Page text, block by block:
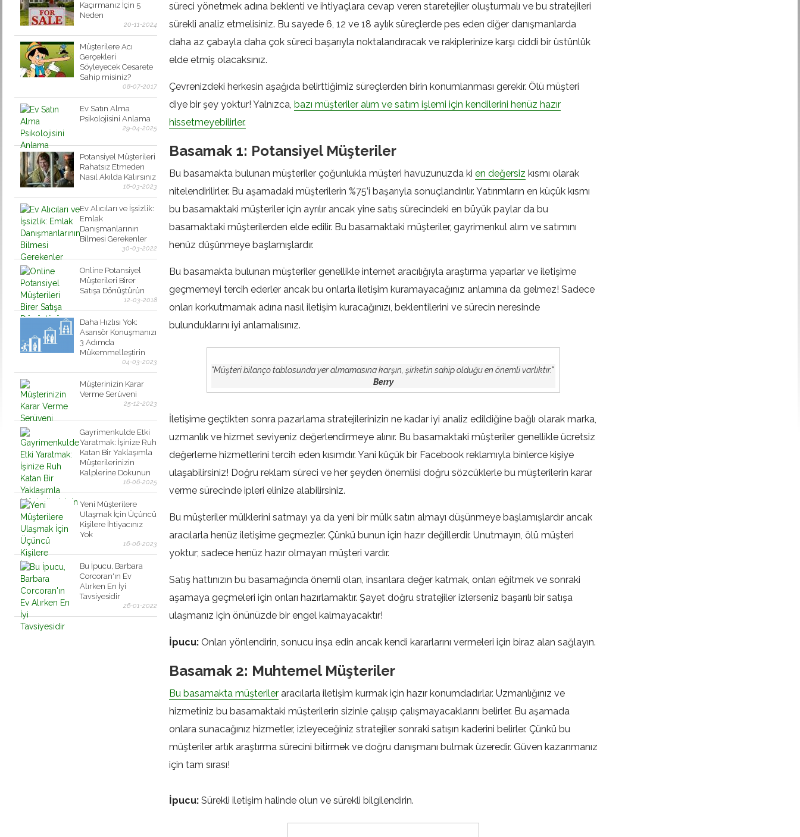
Kaçırmanız İçin 5
Neden
20-11-2024
Müşterilere Acı
Gerçekleri
Söyleyecek Cesarete
Sahip misiniz?
08-07-2017
Ev Satın Alma
Psikolojisini Anlama
29-04-2025
Potansiyel Müşterileri
Rahatsız Etmeden
Nasıl Akılda Kalırsınız
16-03-2023
Ev Alıcıları ve İşsizlik:
Emlak
Danışmanlarının
Bilmesi Gerekenler
30-03-2022
Online Potansiyel
Müşterileri Birer
Satışa Dönüştürün
12-03-2018
Daha Hızlısı Yok:
Asansör Konuşmanızı
3 Adımda
Mükemmelleştirin
04-03-2023
Müşterinizin Karar
Verme Serüveni
25-12-2023
Gayrimenkulde Etki
Yaratmak: İşinize Ruh
Katan Bir Yaklaşımla
Müşterilerinizin
Kalplerine Dokunun
16-06-2025
Yeni Müşterilere
Ulaşmak İçin Üçüncü
Kişilere İhtiyacınız
Yok
16-06-2023
Bu İpucu, Barbara
Corcoran'ın Ev
Alırken En İyi
Tavsiyesidir
26-01-2022
süreci yönetmek adına beklenti ve ihtiyaçlara cevap veren staretejiler oluşturmalı ve bu stratejileri
sürekli analiz etmelisiniz. Bu sayede 6, 12 ve 18 aylık süreçlerde pes eden diğer danışmanlarda
daha az çabayla daha çok süreci başarıyla noktalandıracak ve rakiplerinize karşı ciddi bir üstünlük
elde etmiş olacaksınız.
Çevrenizdeki herkesin aşağıda belirttiğimiz süreçlerden birin konumlanması gerekir. Ölü müşteri
diye bir şey yoktur! Yalnızca, bazı müşteriler alım ve satım işlemi için kendilerini henüz hazır
hissetmeyebilirler.
Basamak 1: Potansiyel Müşteriler
Bu basamakta bulunan müşteriler çoğunlukla müşteri havuzunuzda ki en değersiz kısmı olarak
nitelendirilirler. Bu aşamadaki müşterilerin %75’i başarıyla sonuçlandırılır. Yatırımların en küçük kısmı
bu basamaktaki müşteriler için ayrılır ancak yine satış sürecindeki en büyük paylar da bu
basamaktaki müşterilerden elde edilir. Bu basamaktaki müşteriler, gayrimenkul alım ve satımını
henüz düşünmeye başlamışlardır.
Bu basamakta bulunan müşteriler genellikle internet aracılığıyla araştırma yaparlar ve iletişime
geçmemeyi tercih ederler ancak bu onlarla iletişim kuramayacağınız anlamına da gelmez! Sadece
onları korkutmamak adına nasıl iletişim kuracağınızı, beklentilerini ve sürecin neresinde
bulunduklarını iyi anlamalısınız.
"Müşteri bilanço tablosunda yer almamasına karşın, şirketin sahip olduğu en önemli varlıktır."
Berry
İletişime geçtikten sonra pazarlama stratejilerinizin ne kadar iyi analiz edildiğine bağlı olarak marka,
uzmanlık ve hizmet seviyeniz değerlendirmeye alınır. Bu basamaktaki müşteriler genellikle ücretsiz
değerleme hizmetlerini tercih eden kısımdır. Yani küçük bir Facebook reklamıyla binlerce kişiye
ulaşabilirsiniz! Doğru reklam süreci ve her şeyden önemlisi doğru sözcüklerle bu müşterilerin karar
verme sürecinde ipleri elinize alabilirsiniz.
Bu müşteriler mülklerini satmayı ya da yeni bir mülk satın almayı düşünmeye başlamışlardır ancak
aracılarla henüz iletişime geçmezler. Çünkü bunun için hazır değillerdir. Unutmayın, ölü müşteri
yoktur; sadece henüz hazır olmayan müşteri vardır.
Satış hattınızın bu basamağında önemli olan, insanlara değer katmak, onları eğitmek ve sonraki
aşamaya geçmeleri için onları hazırlamaktır. Şayet doğru stratejiler izlerseniz başarılı bir satışa
ulaşmanız için önünüzde bir engel kalmayacaktır!
İpucu: Onları yönlendirin, sonucu inşa edin ancak kendi kararlarını vermeleri için biraz alan sağlayın.
Basamak 2: Muhtemel Müşteriler
Bu basamakta müşteriler aracılarla iletişim kurmak için hazır konumdadırlar. Uzmanlığınız ve
hizmetiniz bu basamaktaki müşterilerin sizinle çalışıp çalışmayacaklarını belirler. Bu aşamada
onlara sunacağınız hizmetler, izleyeceğiniz stratejiler sonraki satışın kaderini belirler. Çünkü bu
müşteriler artık araştırma sürecini bitirmek ve doğru danışmanı bulmak üzeredir. Güven kazanmanız
için tam sırası!
İpucu: Sürekli iletişim halinde olun ve sürekli bilgilendirin.